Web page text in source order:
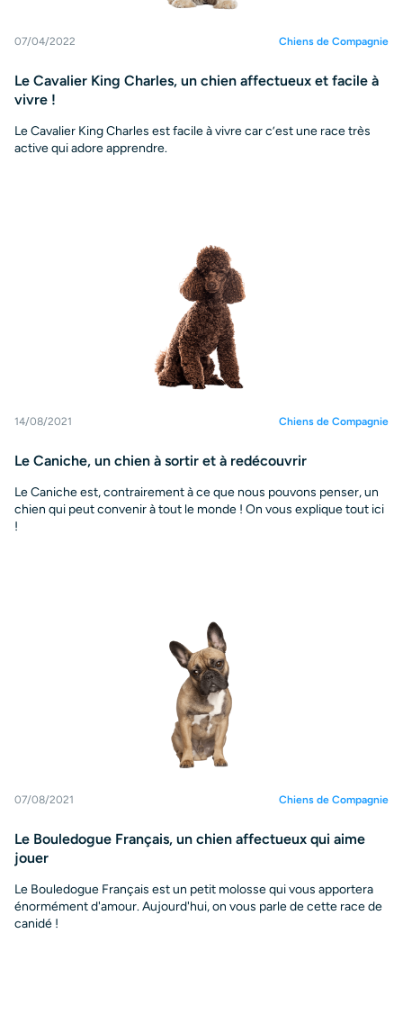
07/04/2022 Chiens de Compagnie
Le Cavalier King Charles, un chien affectueux et facile à
vivre !
Le Cavalier King Charles est facile à vivre car c’est une race très
active qui adore apprendre.
14/08/2021 Chiens de Compagnie
Le Caniche, un chien à sortir et à redécouvrir
Le Caniche est, contrairement à ce que nous pouvons penser, un
chien qui peut convenir à tout le monde ! On vous explique tout ici
!
07/08/2021 Chiens de Compagnie
Le Bouledogue Français, un chien affectueux qui aime
jouer
Le Bouledogue Français est un petit molosse qui vous apportera
énormément d'amour. Aujourd'hui, on vous parle de cette race de
canidé !